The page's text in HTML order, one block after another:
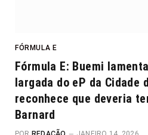
FÓRMULA E
Fórmula E: Buemi
largada do eP da Cidade
reconhece que deveria
Barnard